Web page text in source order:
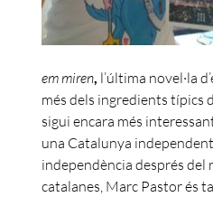
em miren, l’última novel·la
més dels ingredients típics
sigui encara més
una Catalunya
independència després del
catalanes, Marc Pastor és